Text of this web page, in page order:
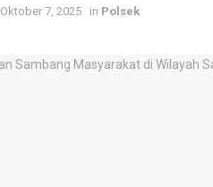
Oktober 7, 2025 in Polsek